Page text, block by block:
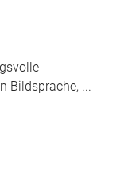
Bildsprache, ...